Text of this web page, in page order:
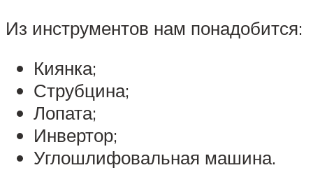
Из инструментов нам понадобится:
Киянка;
Струбцина;
Лопата;
Инвертор;
Углошлифовальная машина.